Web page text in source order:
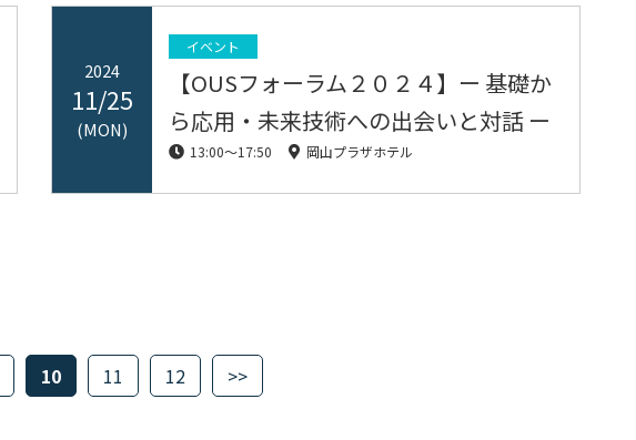
2024
11/25
(MON)
イベント
【OUSフォーラム２０２４】ー 基礎か
ら応用・未来技術への出会いと対話 ー
13:00〜17:50 岡山プラザホテル
10 11 12 >>